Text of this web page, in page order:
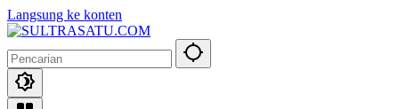
Langsung ke konten